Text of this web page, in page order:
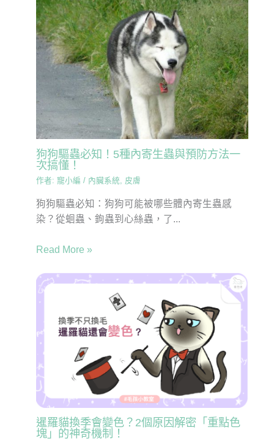
狗狗驅蟲必知！5種內寄生蟲與預防方法一
次搞懂！
作者: 寵小編 / 內臟系統 皮膚
狗狗驅蟲必知：狗狗可能被哪些體內寄生蟲感
染？從蛔蟲、鉤蟲到心絲蟲，了...
Read More »
暹羅貓換季會變色？2個原因解密「重點色
塊」的神奇機制！